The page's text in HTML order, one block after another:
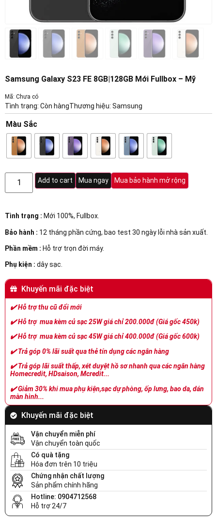
Samsung Galaxy S23 FE 8GB|128GB Mới Fullbox – Mỹ
Mã: Chưa có
Tình trạng: Còn hàngThương hiệu: Samsung
Màu Sắc
Add to cart Mua ngay Mua bảo hành mở rộng
Tình trạng : Mới 100%, Fullbox.
Bảo hành : 12 tháng phần cứng, bao test 30 ngày lỗi nhà sản xuất.
Phần mềm : Hỗ trợ trọn đời máy.
Phụ kiện : dây sạc.
Khuyến mãi đặc biệt
✔️Hỗ trợ thu cũ đổi mới
✔️Hỗ trợ mua kèm củ sạc 25W giá chỉ 200.000đ (Giá gốc 450k)
✔️Hỗ trợ mua kèm củ sạc 45W giá chỉ 400.000đ (Giá gốc 600k)
✔️Trả góp 0% lãi suất qua thẻ tín dụng các ngân hàng
✔️Trả góp lãi suất thấp, xét duyệt hồ sơ nhanh qua các ngân hàng
Homecredit, HDsaison, Mcredit...
✔️Giảm 30% khi mua phụ kiện,sạc dự phòng, ốp lưng, bao da, dán
màn hình...
Khuyến mãi đặc biệt
Vận chuyển miễn phí
Vận chuyển toàn quốc
Có quà tặng
Hóa đơn trên 10 triệu
Chứng nhận chất lượng
Sản phẩm chính hãng
Hotline: 0904712568
Hỗ trợ 24/7